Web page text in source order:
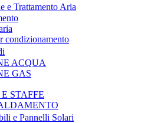
e Trattamento Aria
condizionamento
ACQUA
GAS
STAFFE
e Pannelli Solari